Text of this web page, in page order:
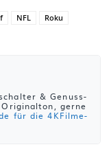
NFL
Roku
& Genuss-
gerne
für die 4KFilme-